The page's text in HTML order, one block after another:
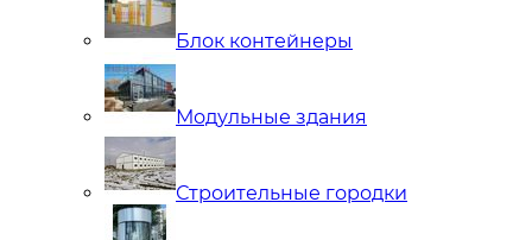
Блок контейнеры
Модульные здания
Строительные городки